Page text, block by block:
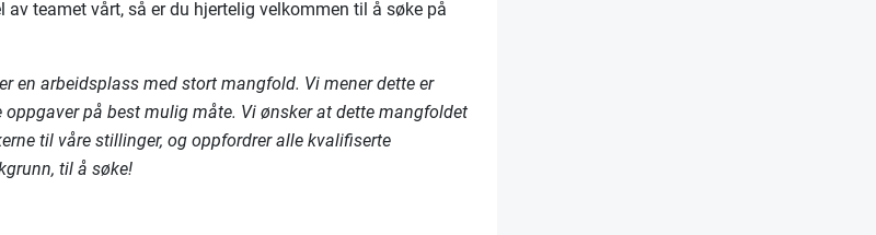
av teamet vårt, så er du hjertelig velkommen til å søke på
en arbeidsplass med stort mangfold. Vi mener dette er
oppgaver på best mulig måte. Vi ønsker at dette mangfoldet
til våre stillinger, og oppfordrer alle kvalifiserte
til å søke!